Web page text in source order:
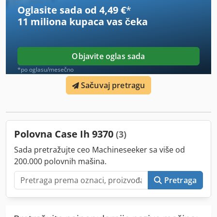
broj: 2926-26
Oglasite sada od 4,49 €*
11 miliona kupaca vas čeka
Objavite oglas sada
*po oglasu/mesečno
Sačuvaj pretragu
Polovna Case Ih 9370 (3)
Sada pretražujte ceo Machineseeker sa više od
200.000 polovnih mašina.
Pretraga